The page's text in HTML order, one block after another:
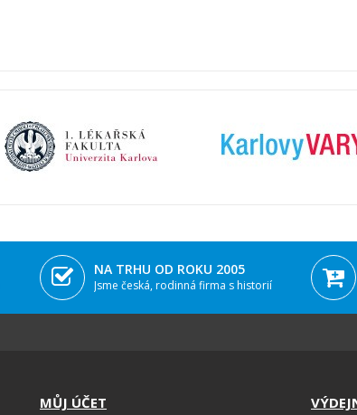
NA TRHU OD ROKU 2005
Jsme česká, rodinná firma s historií
MŮJ ÚČET